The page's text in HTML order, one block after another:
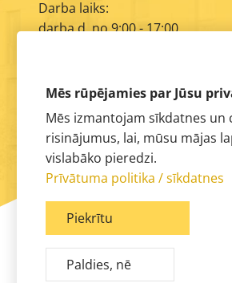
Darba laiks:
darba d. no 9:00 - 17:00
Mēs rūpējamies par Jūsu
Mēs izmantojam sīkdatnes un
risinājumus, lai, mūsu mājas
vislabāko pieredzi.
Prīvātuma politika / sīkdatnes
Piekrītu
Paldies, nē